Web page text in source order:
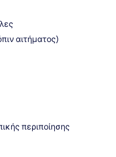
αιτήματος)
περιποίησης